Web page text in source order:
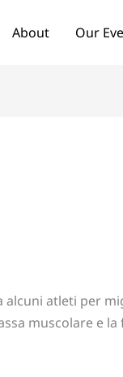
About Our
alcuni atleti per
muscolare e la